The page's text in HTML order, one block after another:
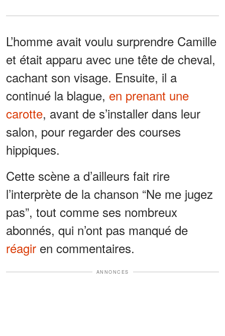
L’homme avait voulu surprendre Camille
et était apparu avec une tête de cheval,
cachant son visage. Ensuite, il a
continué la blague, en prenant une
carotte, avant de s’installer dans leur
salon, pour regarder des courses
hippiques.
Cette scène a d’ailleurs fait rire
l’interprète de la chanson “Ne me jugez
pas”, tout comme ses nombreux
abonnés, qui n’ont pas manqué de
réagir en commentaires.
ANNONCES